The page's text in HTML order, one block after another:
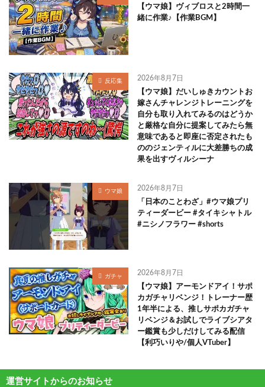
【ウマ娘】ヴィブロスと2時間一
緒に作業♪【作業BGM】
反応集 2026年8月7日
【ウマ娘】だいしゅきカウントお
嫁さんチャレンジトレーニングを
自分も取り入れてみるのはどうか
と厳格な自分に提案してみたら無
意味であると即座に否定されたも
ののジェンティルに大差勝ちの成
果を出すヴィルシーナ
ウマ娘 2026年8月7日
「日本のことわざ」#ウマ娘プリ
ティーダービー #タイキシャトル
#ニシノフラワー #shorts
ガチャ 2026年8月7日
【ウマ娘】アーモンドアイ！サポ
カガチャリベンジ！トレーナー歴
1年半による、推しサポカガチャ
リベンジ＆お試しでライブシアタ
ー鑑賞も少しだけしてみる配信
【利巧いりや/個人VTuber】
運営サイトからのお知らせ